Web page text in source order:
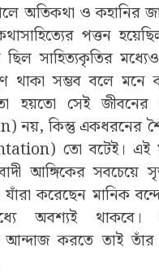
অতিকথা ও কহানির
কথাসাহিত্যের পত্তন
সাহিত্যকৃতির
থাকা সম্ভব বলে
তা হয়তো সেই
নয়, কিন্তু একধরনের
তো বটেই। এই
আঙ্গিকের সবচেয়ে
যাঁরা করেছেন মানিক
অবশ্যই থাকবে।
আন্দাজ করতে তাই